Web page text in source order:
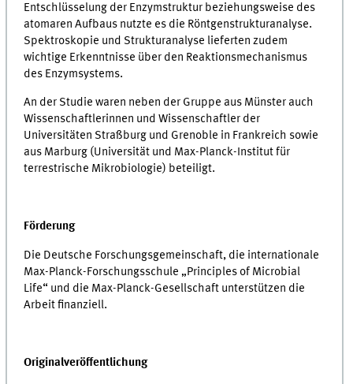
Entschlüsselung der Enzymstruktur beziehungsweise des
atomaren Aufbaus nutzte es die Röntgenstrukturanalyse.
Spektroskopie und Strukturanalyse lieferten zudem
wichtige Erkenntnisse über den Reaktionsmechanismus
des Enzymsystems.
An der Studie waren neben der Gruppe aus Münster auch
Wissenschaftlerinnen und Wissenschaftler der
Universitäten Straßburg und Grenoble in Frankreich sowie
aus Marburg (Universität und Max-Planck-Institut für
terrestrische Mikrobiologie) beteiligt.
Förderung
Die Deutsche Forschungsgemeinschaft, die internationale
Max-Planck-Forschungsschule „Principles of Microbial
Life“ und die Max-Planck-Gesellschaft unterstützen die
Arbeit finanziell.
Originalveröffentlichung